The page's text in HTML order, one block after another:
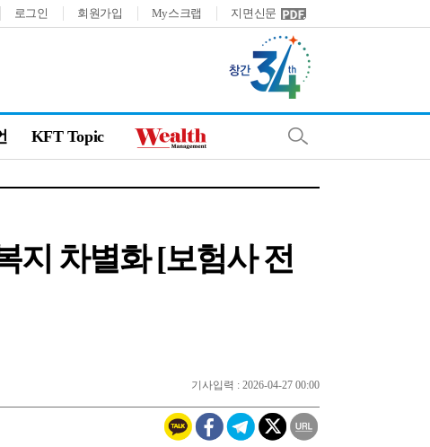
로그인 회원가입 My스크랩 지면신문
KFT Topic
지 차별화 [보험사 전
기사입력 : 2026-04-27 00:00